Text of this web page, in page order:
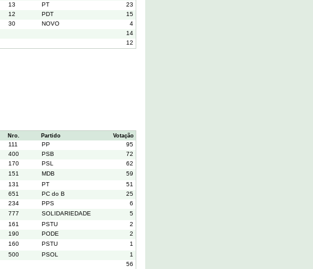
13 PT
23
12 PDT
15
30 NOVO
4
14
12
Nro. Partido Votação
111 PP
95
400 PSB
72
170 PSL
62
151 MDB
59
131 PT
51
651 PC do B
25
234 PPS
6
777 SOLIDARIEDADE
5
161 PSTU
2
190 PODE
2
160 PSTU
1
500 PSOL
1
56